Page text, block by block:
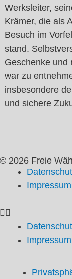
Werksleiter,
Krämer, die als
Besuch im
stand.
Geschenke und
war zu
insbesondere
und sichere
© 2026 Freie
Impressum
Impressum